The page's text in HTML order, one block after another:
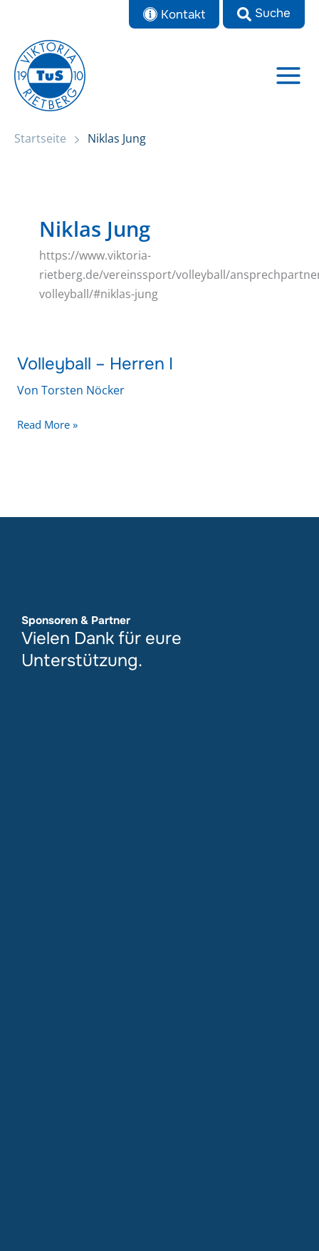
springen
Kontakt
Startseite Niklas Jung
Niklas Jung
https://www.viktoria-
rietberg.de/vereinssport/volleyball/
volleyball/#niklas-jung
Volleyball – Herren I
Von Torsten Nöcker
Volleyball
IRead More »
Sponsoren & Partner
Vielen Dank für eure
Unterstützung.